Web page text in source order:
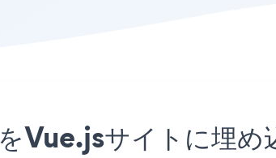
サイトに埋め